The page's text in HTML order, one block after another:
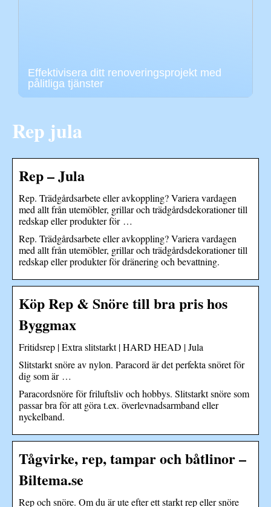
Effektivisera ditt renoveringsprojekt med
pålitliga tjänster
Rep jula
Rep – Jula
Rep. Trädgårdsarbete eller avkoppling? Variera vardagen
med allt från utemöbler, grillar och trädgårdsdekorationer till
redskap eller produkter för …
Rep. Trädgårdsarbete eller avkoppling? Variera vardagen
med allt från utemöbler, grillar och trädgårdsdekorationer till
redskap eller produkter för dränering och bevattning.
Köp Rep & Snöre till bra pris hos
Byggmax
Fritidsrep | Extra slitstarkt | HARD HEAD | Jula
Slitstarkt snöre av nylon. Paracord är det perfekta snöret för
dig som är …
Paracordsnöre för friluftsliv och hobbys. Slitstarkt snöre som
passar bra för att göra t.ex. överlevnadsarmband eller
nyckelband.
Tågvirke, rep, tampar och båtlinor –
Biltema.se
Rep och snöre. Om du är ute efter ett starkt rep eller snöre